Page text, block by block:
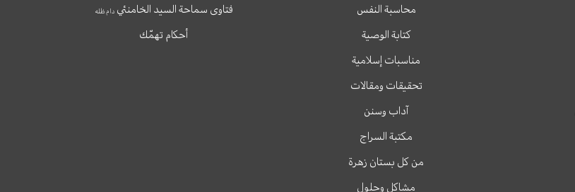
محاسبة النفس
كتابة الوصية
مناسبات إسلامية
تحقيقات ومقالات
آداب وسنن
مكتبة السراج
من كل بستان زهرة
مشاكل وحلول
فتاوى سماحة السيد الخامنئيدام ظله
أحكام تهمّك